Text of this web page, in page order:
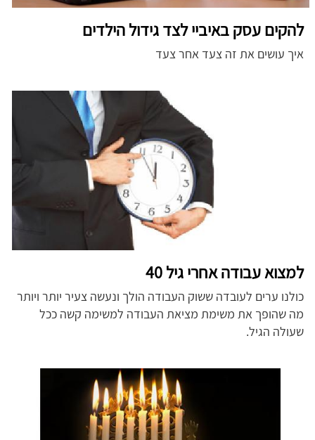
להקים עסק באיביי לצד גידול הילדים
איך עושים את זה צעד אחר צעד
למצוא עבודה אחרי גיל 40
כולנו ערים לעובדה ששוק העבודה הולך ונעשה צעיר יותר ויותר
מה שהופך את משימת מציאת העבודה למשימה קשה ככל
שעולה הגיל.